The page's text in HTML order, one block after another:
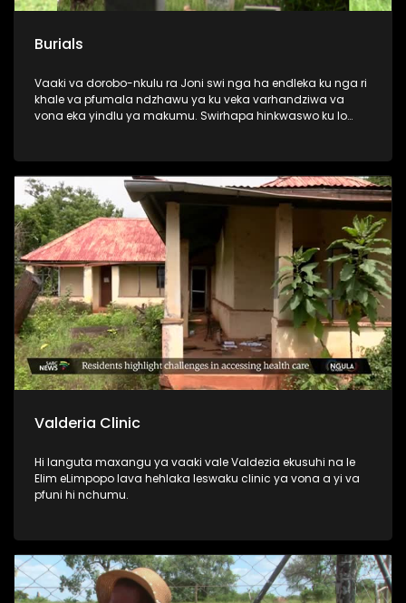
Burials
Vaaki va dorobo-nkulu ra Joni swi nga ha endleka ku nga ri
khale va pfumala ndzhawu ya ku veka varhandziwa va
vona eka yindlu ya makumu. Swirhapa hinkwaswo ku lo
Valderia Clinic
Hi languta maxangu ya vaaki vale Valdezia ekusuhi na le
Elim eLimpopo lava hehlaka leswaku clinic ya vona a yi va
pfuni hi nchumu.